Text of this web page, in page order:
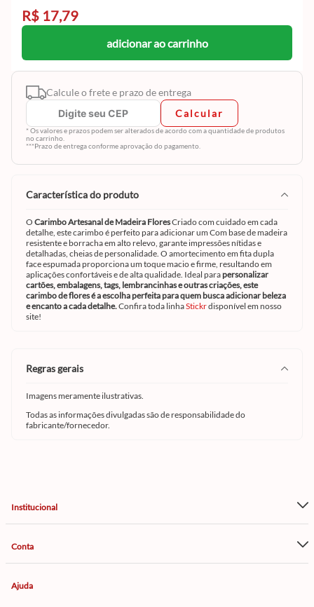
R$ 17,79
adicionar ao carrinho
Calcule o frete e prazo de entrega
Calcular
* Os valores e prazos podem ser alterados de acordo com a quantidade de produtos
no carrinho.
***Prazo de entrega conforme aprovação do pagamento.
característica do produto
O Carimbo Artesanal de Madeira FloresCriado com cuidado em cada
detalhe, este carimbo é perfeito para adicionar um Com base de madeira
resistente e borracha em alto relevo, garante impressões nítidas e
detalhadas, cheias de personalidade. O amortecimento em fita dupla
face espumada proporciona um toque macio e firme, resultando em
aplicações confortáveis e de alta qualidade. Ideal parapersonalizar
cartões, embalagens, tags, lembrancinhas e outras criações, este
carimbo de flores é a escolha perfeita para quem busca adicionar beleza
e encanto a cada detalhe.Confira toda linhaStickrdisponível em nosso
site!
regras gerais
Imagens meramente ilustrativas.
Todas as informações divulgadas são de responsabilidade do
fabricante/fornecedor.
Institucional
Conta
Ajuda